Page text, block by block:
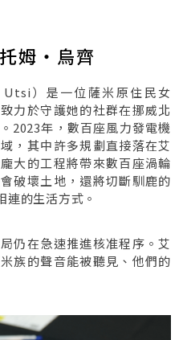
姆・烏齊
）是一位薩米原住民女
力於守護她的社群在挪威北
2023年，數百座風力發電機
，其中許多規劃直接落在艾
大的工程將帶來數百座渦輪
破壞土地，還將切斷馴鹿的
連的生活方式。
仍在急速推進核准程序。艾
族的聲音能被聽見、他們的